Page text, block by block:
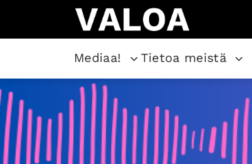
Mediaa! Tietoa meistä